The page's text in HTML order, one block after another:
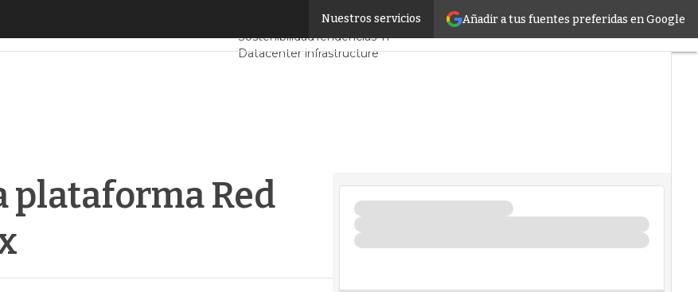
Añadir a tus fuentes preferidas en Google
Nuestros servicios
Servidores CPD y MercadoProyectos
SostenibilidadTendencias TI
Datacenter infrastructure
plataforma Red